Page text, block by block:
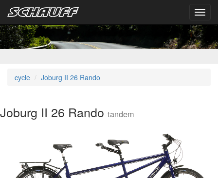
cycle Joburg II 26 Rando
Joburg II 26 Rando tandem